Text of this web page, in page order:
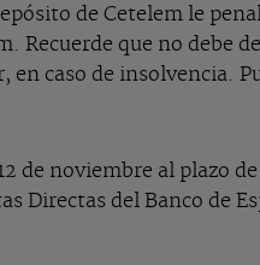
de Cetelem le
Recuerde que no
caso de insolvencia.
de noviembre al plazo
Directas del Banco de